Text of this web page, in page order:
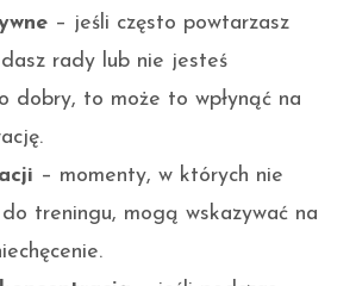
– jeśli często powtarzasz
rady lub nie jesteś
dobry, to może to wpłynąć na
– momenty, w których nie
do treningu, mogą wskazywać na